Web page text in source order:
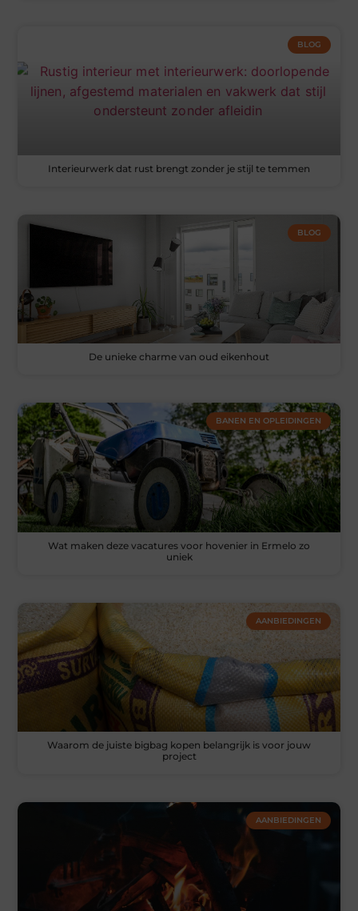
BLOG
Interieurwerk dat rust brengt zonder je stijl te temmen
BLOG
De unieke charme van oud eikenhout
BANEN EN OPLEIDINGEN
Wat maken deze vacatures voor hovenier in Ermelo zo
uniek
AANBIEDINGEN
Waarom de juiste bigbag kopen belangrijk is voor jouw
project
AANBIEDINGEN